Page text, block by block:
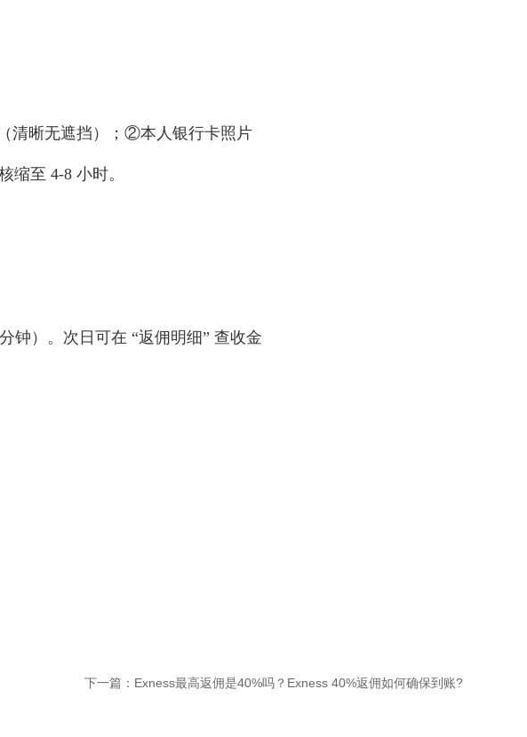
清晰无遮挡）；②本人银行卡照片
缩至 4-8 小时。
钟）。次日可在 “返佣明细” 查收金
下一篇： Exness最高返佣是40%吗？Exness 40%返佣如何确保到账?